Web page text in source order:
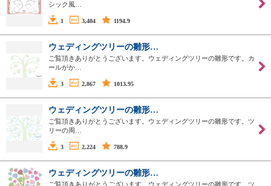
シック風…
1 3,404 1194.9
ウェディングツリーの雛形…
ご覧頂きありがとうございます。ウェディングツリーの雛形です。カ
ールがか…
3 2,867 1013.95
ウェディングツリーの雛形…
ご覧頂きありがとうございます。ウェディングツリーの雛形です。ツ
リーの周…
3 2,224 788.9
ウェディングツリーの雛形…
ご覧頂きありがとうございます。ウェディングツリーの雛形です。ツ